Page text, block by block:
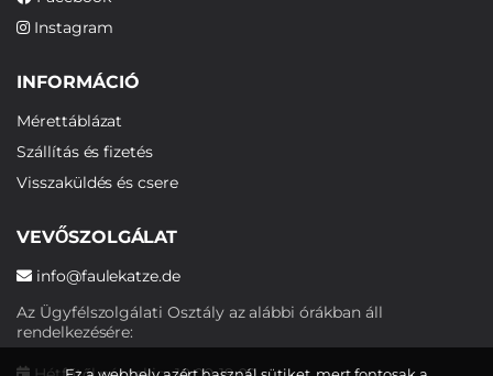
Instagram
INFORMÁCIÓ
Mérettáblázat
Szállítás és fizetés
Visszaküldés és csere
VEVŐSZOLGÁLAT
info@faulekatze.de
Az Ügyfélszolgálati Osztály az alábbi órákban áll
rendelkezésére: